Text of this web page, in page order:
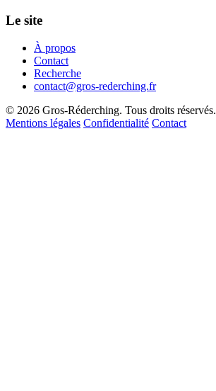
Le site
À propos
Contact
Recherche
contact@gros-rederching.fr
© 2026 Gros-Réderching. Tous droits réservés.
Mentions légales Confidentialité Contact